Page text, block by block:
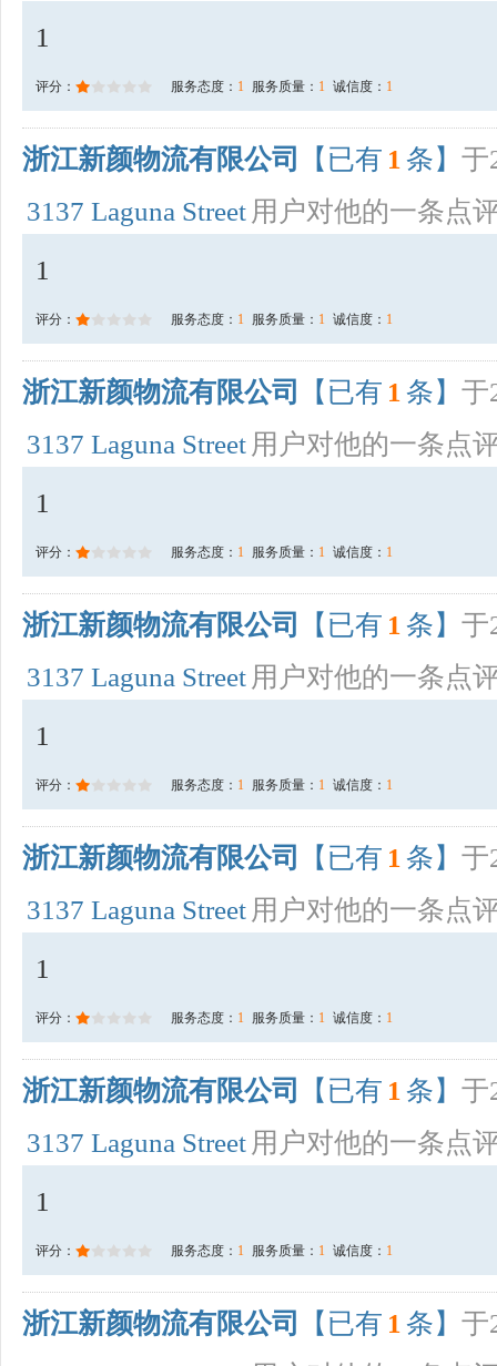
1
评分： 服务态度： 1 服务质量： 1 诚信度： 1
浙江新颜物流有限公司 【已有 1 条】 于
3137 Laguna Street 用户对他的一条点
1
评分： 服务态度： 1 服务质量： 1 诚信度： 1
浙江新颜物流有限公司 【已有 1 条】 于
3137 Laguna Street 用户对他的一条点
1
评分： 服务态度： 1 服务质量： 1 诚信度： 1
浙江新颜物流有限公司 【已有 1 条】 于
3137 Laguna Street 用户对他的一条点
1
评分： 服务态度： 1 服务质量： 1 诚信度： 1
浙江新颜物流有限公司 【已有 1 条】 于
3137 Laguna Street 用户对他的一条点
1
评分： 服务态度： 1 服务质量： 1 诚信度： 1
浙江新颜物流有限公司 【已有 1 条】 于
3137 Laguna Street 用户对他的一条点
1
评分： 服务态度： 1 服务质量： 1 诚信度： 1
浙江新颜物流有限公司 【已有 1 条】 于